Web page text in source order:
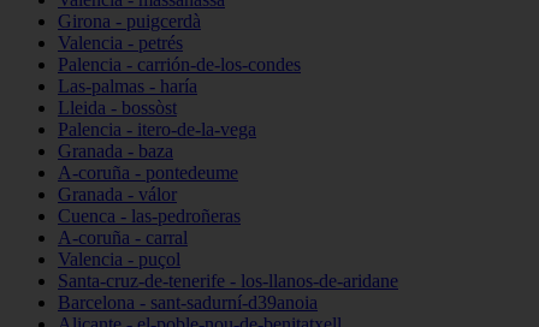
Girona - puigcerdà
Valencia - petrés
Palencia - carrión-de-los-condes
Las-palmas - haría
Lleida - bossòst
Palencia - itero-de-la-vega
Granada - baza
A-coruña - pontedeume
Granada - válor
Cuenca - las-pedroñeras
A-coruña - carral
Valencia - puçol
Santa-cruz-de-tenerife - los-llanos-de-aridane
Barcelona - sant-sadurní-d39anoia